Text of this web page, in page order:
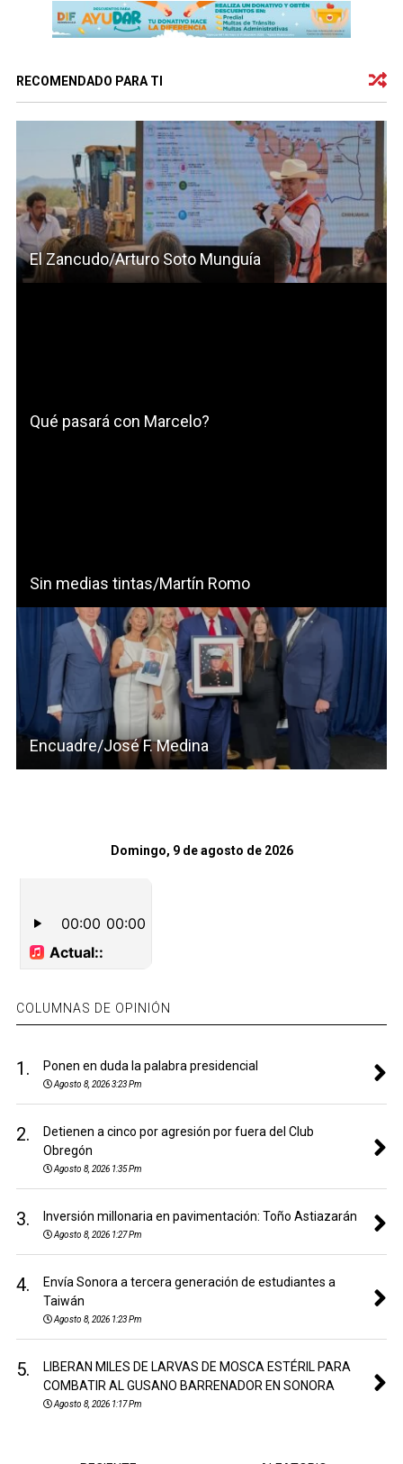
RECOMENDADO PARA TI
El Zancudo/Arturo Soto Munguía
Qué pasará con Marcelo?
Sin medias tintas/Martín Romo
Encuadre/José F. Medina
Domingo, 9 de agosto de 2026
COLUMNAS DE OPINIÓN
1. Ponen en duda la palabra presidencial
Agosto 8, 2026 3:23 Pm
2.
Detienen a cinco por agresión por fuera del Club
Obregón
Agosto 8, 2026 1:35 Pm
3. Inversión millonaria en pavimentación: Toño Astiazarán
Agosto 8, 2026 1:27 Pm
4.
Envía Sonora a tercera generación de estudiantes a
Taiwán
Agosto 8, 2026 1:23 Pm
5.
LIBERAN MILES DE LARVAS DE MOSCA ESTÉRIL PARA
COMBATIR AL GUSANO BARRENADOR EN SONORA
Agosto 8, 2026 1:17 Pm